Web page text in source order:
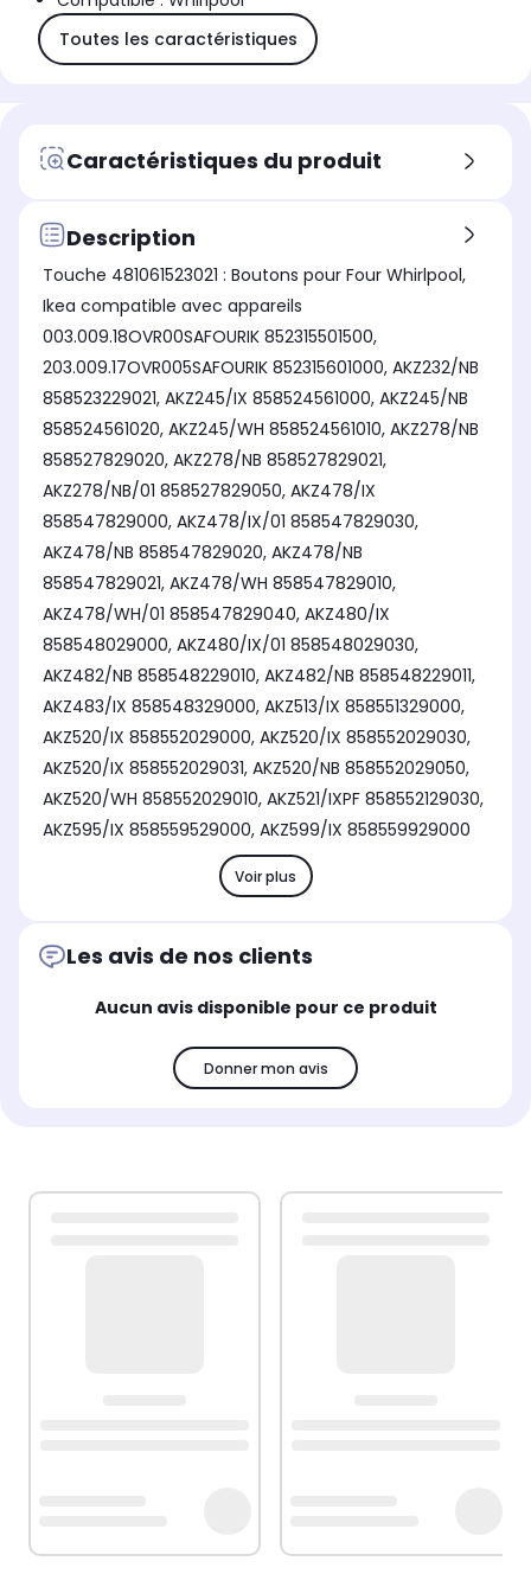
Toutes les caractéristiques
Caractéristiques du produit
Description
Touche 481061523021 : Boutons pour Four Whirlpool,
Ikea compatible avec appareils
003.009.18OVR00SAFOURIK 852315501500,
203.009.17OVR005SAFOURIK 852315601000, AKZ232/NB
858523229021, AKZ245/IX 858524561000, AKZ245/NB
858524561020, AKZ245/WH 858524561010, AKZ278/NB
858527829020, AKZ278/NB 858527829021,
AKZ278/NB/01 858527829050, AKZ478/IX
858547829000, AKZ478/IX/01 858547829030,
AKZ478/NB 858547829020, AKZ478/NB
858547829021, AKZ478/WH 858547829010,
AKZ478/WH/01 858547829040, AKZ480/IX
858548029000, AKZ480/IX/01 858548029030,
AKZ482/NB 858548229010, AKZ482/NB 858548229011,
AKZ483/IX 858548329000, AKZ513/IX 858551329000,
AKZ520/IX 858552029000, AKZ520/IX 858552029030,
AKZ520/IX 858552029031, AKZ520/NB 858552029050,
AKZ520/WH 858552029010, AKZ521/IXPF 858552129030,
AKZ595/IX 858559529000, AKZ599/IX 858559929000
Voir plus
Les avis de nos clients
Aucun avis disponible pour ce produit
Donner mon avis